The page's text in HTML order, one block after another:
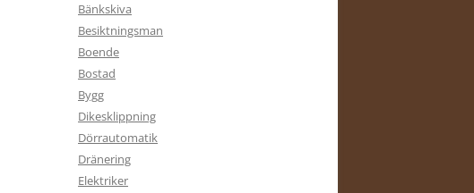
Bänkskiva
Besiktningsman
Boende
Bostad
Bygg
Dikesklippning
Dörrautomatik
Dränering
Elektriker